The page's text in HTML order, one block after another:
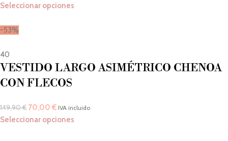
Seleccionar opciones
-53%
40
VESTIDO LARGO ASIMÉTRICO CHENOA
CON FLECOS
149,90€ 70,00 € IVA incluido
Seleccionar opciones